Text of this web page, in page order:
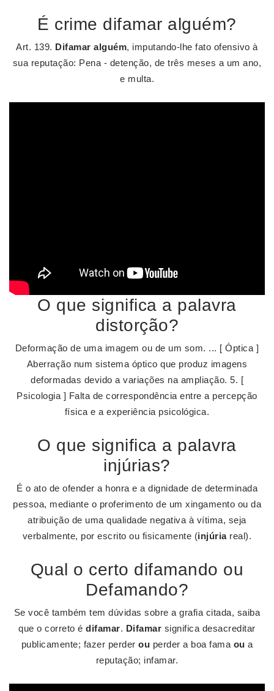
É crime difamar alguém?
Art. 139. Difamar alguém, imputando-lhe fato ofensivo à
sua reputação: Pena - detenção, de três meses a um ano,
e multa.
O que significa a palavra
distorção?
Deformação de uma imagem ou de um som. ... [ Óptica ]
Aberração num sistema óptico que produz imagens
deformadas devido a variações na ampliação. 5. [
Psicologia ] Falta de correspondência entre a percepção
física e a experiência psicológica.
O que significa a palavra
injúrias?
É o ato de ofender a honra e a dignidade de determinada
pessoa, mediante o proferimento de um xingamento ou da
atribuição de uma qualidade negativa à vítima, seja
verbalmente, por escrito ou fisicamente (injúriareal).
Qual o certo difamando ou
Defamando?
Se você também tem dúvidas sobre a grafia citada, saiba
que o correto édifamar. Difamar significa desacreditar
publicamente; fazer perder ou perder a boa fama ou a
reputação; infamar.